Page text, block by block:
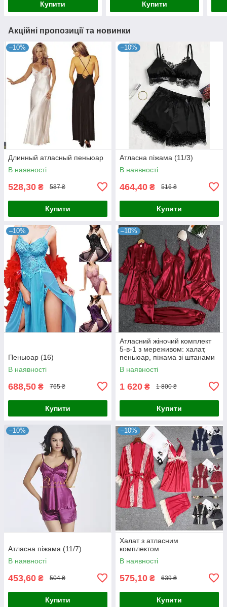
Купити Купити
Акційні пропозиції та новинки
–10%
Длинный атласный пеньюар
В наявності
528,30 ₴ 587 ₴
Купити
–10%
Атласна піжама (11/3)
В наявності
464,40 ₴ 516 ₴
Купити
–10%
Пеньюар (16)
В наявності
688,50 ₴ 765 ₴
Купити
–10%
Атласний жіночий комплект
5-в-1 з мереживом: халат,
пеньюар, піжама зі штанами
та поясом
В наявності
1 620 ₴ 1 800 ₴
Купити
–10%
Атласна піжама (11/7)
В наявності
453,60 ₴ 504 ₴
Купити
–10%
Халат з атласним
комплектом
В наявності
575,10 ₴ 639 ₴
Купити